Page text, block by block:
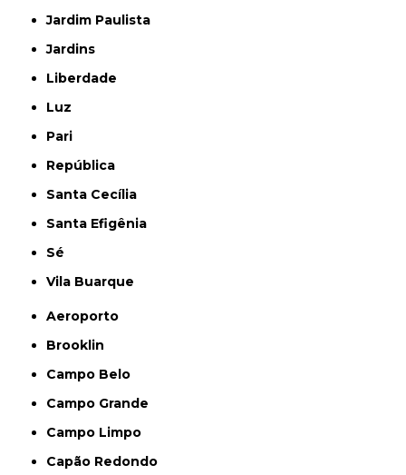
Jardim Paulista
Jardins
Liberdade
Luz
Pari
República
Santa Cecília
Santa Efigênia
Sé
Vila Buarque
Aeroporto
Brooklin
Campo Belo
Campo Grande
Campo Limpo
Capão Redondo